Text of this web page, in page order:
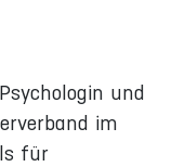
und
im
für